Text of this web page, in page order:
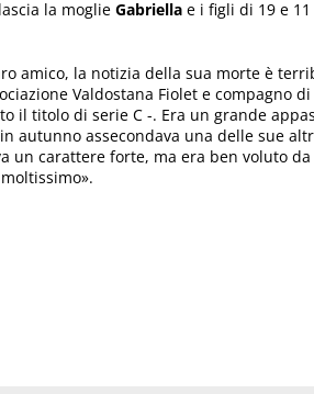
lascia la moglie Gabriella e i figli di 19 e
amico, la notizia della sua morte è
Valdostana Fiolet e compagno
il titolo di serie C -. Era un grande
autunno assecondava una delle sue
un carattere forte, ma era ben voluto